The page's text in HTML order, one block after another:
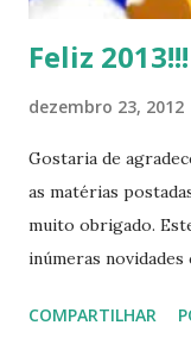
Feliz 2013!!!
dezembro 23, 2012
Gostaria de
as matérias
muito obrigado.
inúmeras
do Kaiana que será
COMPARTILHAR